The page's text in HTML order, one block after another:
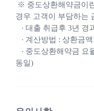
※ 중도상환해약금이
경우 고객이 부담하는
· 대출 취급후 3년 경
· 계산방법 : 상환금
· 중도상환해약금 요
동일)